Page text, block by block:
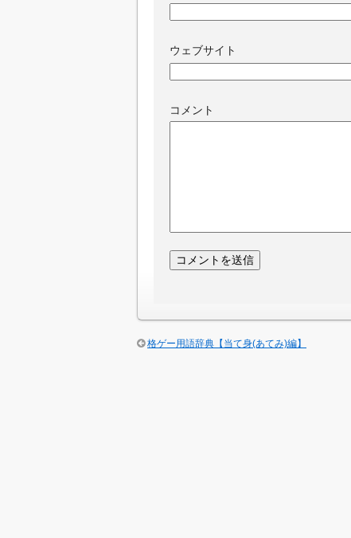
ウェブサイト
コメント
格ゲー用語辞典【当て身(あてみ)編】